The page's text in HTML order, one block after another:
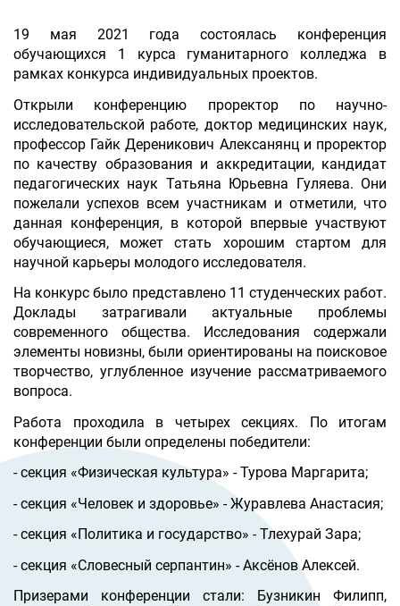
19 мая 2021 года состоялась конференция
обучающихся 1 курса гуманитарного колледжа в
рамках конкурса индивидуальных проектов.
Открыли конференцию проректор по научно-
исследовательской работе, доктор медицинских наук,
профессор Гайк Дереникович Алексанянц и проректор
по качеству образования и аккредитации, кандидат
педагогических наук Татьяна Юрьевна Гуляева. Они
пожелали успехов всем участникам и отметили, что
данная конференция, в которой впервые участвуют
обучающиеся, может стать хорошим стартом для
научной карьеры молодого исследователя.
На конкурс было представлено 11 студенческих работ.
Доклады затрагивали актуальные проблемы
современного общества. Исследования содержали
элементы новизны, были ориентированы на поисковое
творчество, углубленное изучение рассматриваемого
вопроса.
Работа проходила в четырех секциях. По итогам
конференции были определены победители:
- секция «Физическая культура» - Турова Маргарита;
- секция «Человек и здоровье» - Журавлева Анастасия;
- секция «Политика и государство» - Тлехурай Зара;
- секция «Словесный серпантин» - Аксёнов Алексей.
Призерами конференции стали: Бузникин Филипп,